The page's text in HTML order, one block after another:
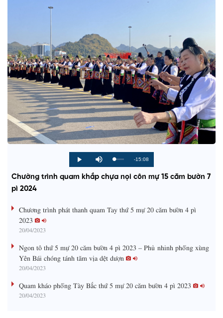
P
l
M
u
e
L
d
e
P
r
g
%
R
e
i
-15:08
Chường trình quam khắp chựa nọi côn mự 15 căm bườn 7
pì 2024
Chương trình phát thanh quam Tay thứ 5 mự 20 căm bườn 4 pì
2023
20/04/2023
Ngon tô thứ 5 mự 20 căm bườn 4 pì 2023 – Phủ nhinh phổng xùng
Yên Bái chóng tánh tăm vịa dệt dượn
20/04/2023
Quam kháo phổng Tày Bắc thứ 5 mự 20 căm bườn 4 pì 2023
20/04/2023